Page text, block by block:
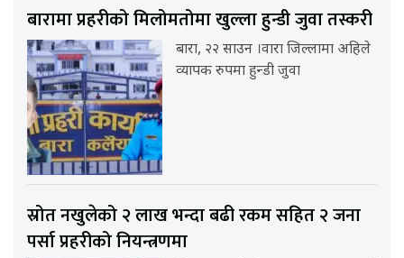
बारामा प्रहरीको मिलोमतोमा खुल्ला हुन्डी जुवा तस्करी
बारा, २२ साउन ।वारा जिल्लामा अहिले
व्यापक रुपमा हुन्डी जुवा
स्रोत नखुलेको २ लाख भन्दा बढी रकम सहित २ जना
पर्सा प्रहरीको नियन्त्रणमा